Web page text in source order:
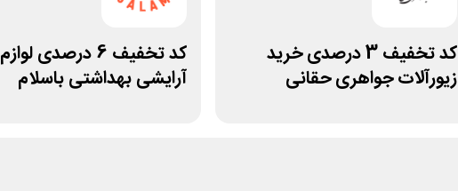
کد تخفیف 3 درصدی خرید
زیورآلات جواهری حقانی
کد تخفیف 6 درصدی لوازم
آرایشی بهداشتی باسلام